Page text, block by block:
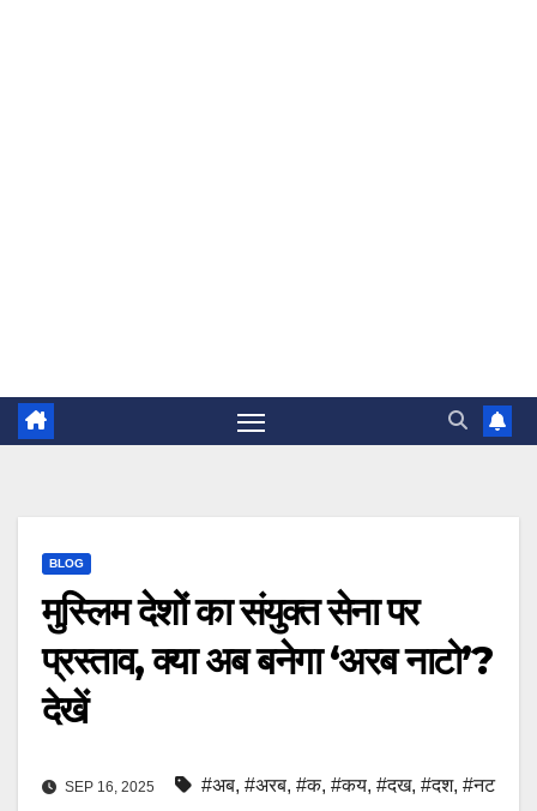
BLOG
मुस्लिम देशों का संयुक्त सेना पर
प्रस्ताव, क्या अब बनेगा ‘अरब नाटो’?
देखें
SEP 16, 2025 #अब, #अरब, #क, #कय, #दख, #दश, #नट